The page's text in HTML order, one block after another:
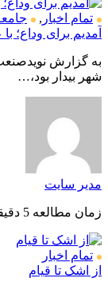
تمام اخبار ,
آمدیم برای وداع؛
به گزارش
شهر بیدار بود،…
مدیر سایت
زمان مطالعه 5 دقیقه
تمام اخبار
از اشک تا قیام